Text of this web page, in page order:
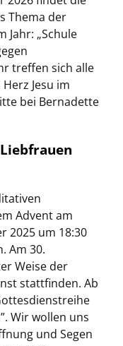
Thema der
Jahr: „Schule
treffen sich alle
Jesu im
bei Bernadette
Advent am
2025 um 18:30
Am 30.
Weise der
stattfinden. Ab
Wir wollen uns
und Segen